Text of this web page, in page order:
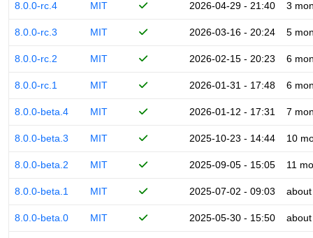
8.0.0-rc.4 MIT 2026-04-29 - 21:40 3
8.0.0-rc.3 MIT 2026-03-16 - 20:24 5
8.0.0-rc.2 MIT 2026-02-15 - 20:23 6
8.0.0-rc.1 MIT 2026-01-31 - 17:48 6
8.0.0-beta.4 MIT 2026-01-12 - 17:31 7
8.0.0-beta.3 MIT 2025-10-23 - 14:44 10
8.0.0-beta.2 MIT 2025-09-05 - 15:05 11
8.0.0-beta.1 MIT 2025-07-02 - 09:03
8.0.0-beta.0 MIT 2025-05-30 - 15:50